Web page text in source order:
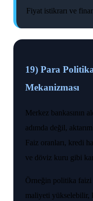
Fiyat istikrarı ve
19) Para
Mekanizması
Merkez bankasının
adımda değil,
Faiz oranları, kredi
ve döviz kuru gibi
Örneğin politika faizi
maliyeti yükselebilir,